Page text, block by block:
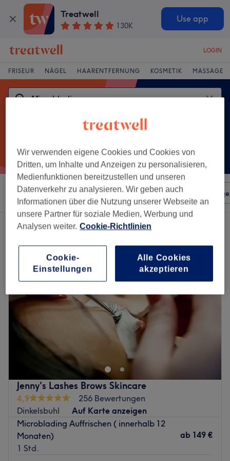
Treatwell
130K
Use app
LOGIN
FRISEUR NÄGEL HAARENTFERNUNG KOSMETIK MASSAGE
Sortieren nach Beliebiger Preis Salons
Ein Salon, der anbietet: microblading in Dinkelsbuhl
Jenny's Lashes Brows Skincare
4,9
256 Bewertungen
Dinkelsbuhl
Auf Karte anzeigen
Microblading Auffrischen ( innerhalb 12
Monaten)
1 Std.
ab 149 €
Wir verwenden eigene Cookies und Cookies von
Dritten, um Inhalte und Anzeigen zu personalisieren,
Medienfunktionen bereitzustellen und unseren
Datenverkehr zu analysieren. Wir geben auch
Informationen über die Nutzung unserer Webseite an
unsere Partner für soziale Medien, Werbung und
Analysen weiter. Cookie-Richtlinien
Cookie-
Einstellungen
Alle Cookies
akzeptieren